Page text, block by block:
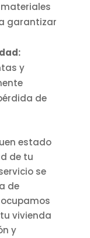
garantizar
y
de
estado
de tu
se
de
vivienda
y